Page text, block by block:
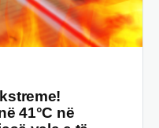
41°C në